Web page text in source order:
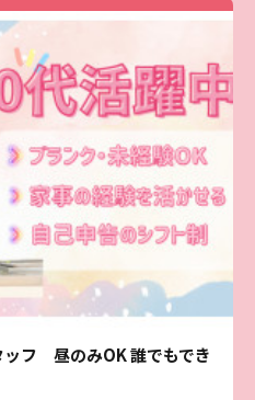
ッフ 昼のみOK 誰でもでき